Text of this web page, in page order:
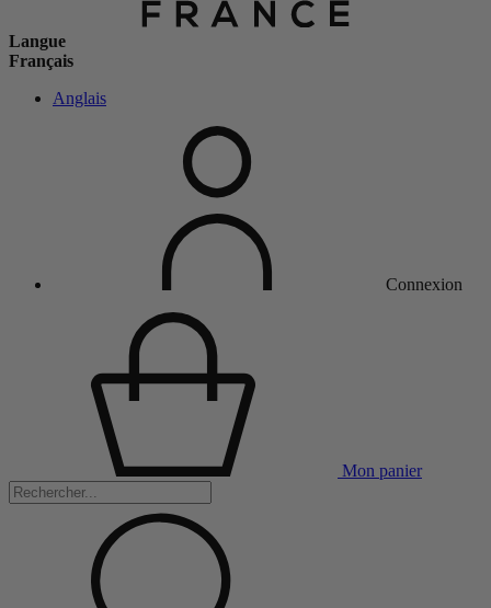
Langue
Français
Anglais
Connexion
Mon panier